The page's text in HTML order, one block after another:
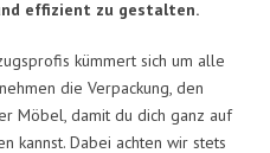
effizient zu gestalten.
kümmert sich um alle
die Verpackung, den
Möbel, damit du dich ganz auf
kannst. Dabei achten wir stets